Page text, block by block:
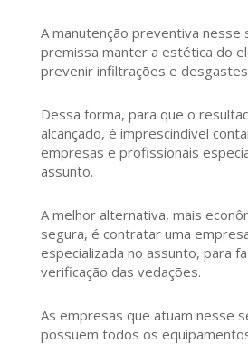
A manutenção preventiva nesse
premissa manter a estética do
prevenir infiltrações e
Dessa forma, para que o
alcançado, é imprescindível
empresas e profissionais
assunto.
A melhor alternativa, mais
segura, é contratar uma
especializada no assunto, para
verificação das vedações.
As empresas que atuam nesse
possuem todos os